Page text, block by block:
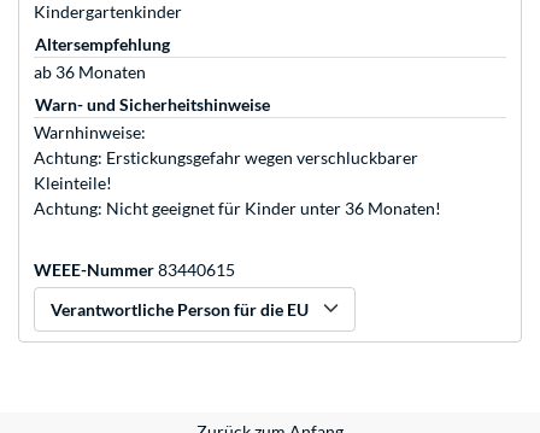
Kindergartenkinder
Altersempfehlung
ab 36 Monaten
Warn- und Sicherheitshinweise
Warnhinweise:
Achtung: Erstickungsgefahr wegen verschluckbarer
Kleinteile!
Achtung: Nicht geeignet für Kinder unter 36 Monaten!
WEEE-Nummer83440615
Verantwortliche Person für die EU